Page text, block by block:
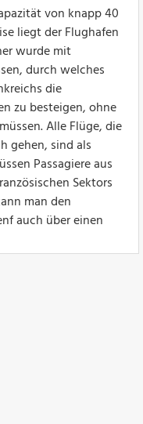
von knapp 40
liegt der Flughafen
wurde mit
durch welches
die
zu besteigen, ohne
Alle Flüge, die
gehen, sind als
Passagiere aus
Sektors
man den
auch über einen